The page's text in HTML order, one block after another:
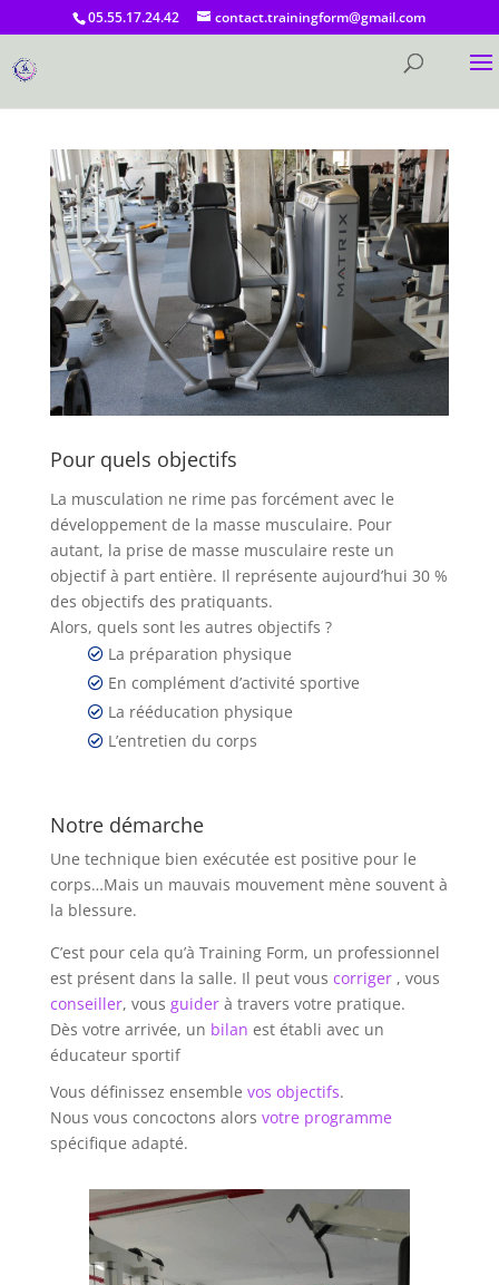
05.55.17.24.42 contact.trainingform@gmail.com
Pour quels objectifs
La musculation ne rime pas forcément avec le
développement de la masse musculaire. Pour
autant, la prise de masse musculaire reste un
objectif à part entière. Il représente aujourd’hui 30 %
des objectifs des pratiquants.
Alors, quels sont les autres objectifs ?
La préparation physique
En complément d’activité sportive
La rééducation physique
L’entretien du corps
Notre démarche
Une technique bien exécutée est positive pour le
corps…Mais un mauvais mouvement mène souvent à
la blessure.
C’est pour cela qu’à Training Form, un professionnel
est présent dans la salle. Il peut vous corriger, vous
conseiller, vous guiderà travers votre pratique.
Dès votre arrivée, un bilan est établi avec un
éducateur sportif
Vous définissez ensemble vos objectifs.
Nous vous concoctons alors votre programme
spécifique adapté.